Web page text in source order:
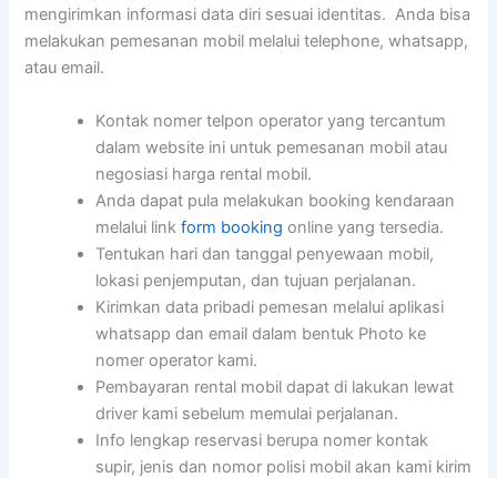
mengirimkan informasi data diri sesuai identitas. Anda bisa
melakukan pemesanan mobil melalui telephone, whatsapp,
atau email.
Kontak nomer telpon operator yang tercantum
dalam website ini untuk pemesanan mobil atau
negosiasi harga rental mobil.
Anda dapat pula melakukan booking kendaraan
melalui linkform booking online yang tersedia.
Tentukan hari dan tanggal penyewaan mobil,
lokasi penjemputan, dan tujuan perjalanan.
Kirimkan data pribadi pemesan melalui aplikasi
whatsapp dan email dalam bentuk Photo ke
nomer operator kami.
Pembayaran rental mobil dapat di lakukan lewat
driver kami sebelum memulai perjalanan.
Info lengkap reservasi berupa nomer kontak
supir, jenis dan nomor polisi mobil akan kami kirim